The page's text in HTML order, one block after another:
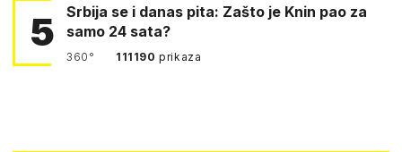
5
Srbija se i danas pita: Zašto je Knin pao za
samo 24 sata?
360° 111190prikaza